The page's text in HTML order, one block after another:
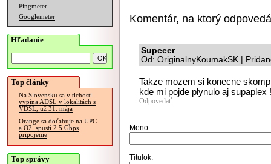
Pingmeter
Googlemeter
Hľadanie
Top články
Na Slovensku sa v tichosti
vypína ADSL v lokalitách s
VDSL, už 31. mája
Orange sa doťahuje na UPC
a O2, spustí 2.5 Gbps
pripojenie
Top správy
Komentár, na ktorý
Supeeer
Od: OriginalnyKoumakSK |
Takze mozem si konecne
kde mi pojde plynulo aj supaplex
Odpovedať
Meno:
Titulok: